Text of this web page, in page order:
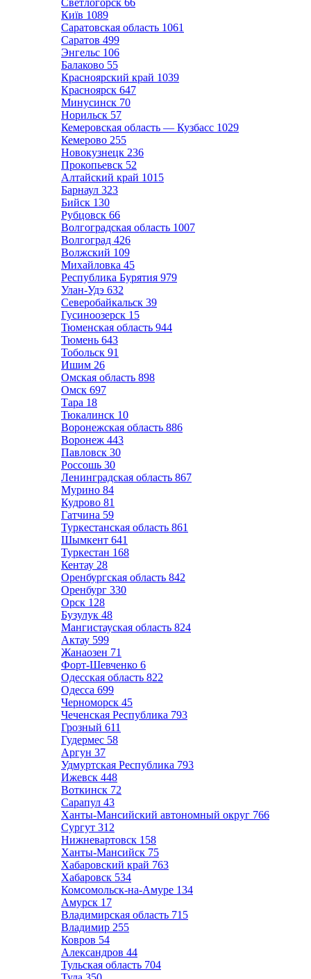
Светлогорск 66
Київ 1089
Саратовская область 1061
Саратов 499
Энгельс 106
Балаково 55
Красноярский край 1039
Красноярск 647
Минусинск 70
Норильск 57
Кемеровская область — Кузбасс 1029
Кемерово 255
Новокузнецк 236
Прокопьевск 52
Алтайский край 1015
Барнаул 323
Бийск 130
Рубцовск 66
Волгоградская область 1007
Волгоград 426
Волжский 109
Михайловка 45
Республика Бурятия 979
Улан-Удэ 632
Северобайкальск 39
Гусиноозерск 15
Тюменская область 944
Тюмень 643
Тобольск 91
Ишим 26
Омская область 898
Омск 697
Тара 18
Тюкалинск 10
Воронежская область 886
Воронеж 443
Павловск 30
Россошь 30
Ленинградская область 867
Мурино 84
Кудрово 81
Гатчина 59
Туркестанская область 861
Шымкент 641
Туркестан 168
Кентау 28
Оренбургская область 842
Оренбург 330
Орск 128
Бузулук 48
Мангистауская область 824
Актау 599
Жанаозен 71
Форт-Шевченко 6
Одесская область 822
Одесса 699
Черноморск 45
Чеченская Республика 793
Грозный 611
Гудермес 58
Аргун 37
Удмуртская Республика 793
Ижевск 448
Воткинск 72
Сарапул 43
Ханты-Мансийский автономный округ 766
Сургут 312
Нижневартовск 158
Ханты-Мансийск 75
Хабаровский край 763
Хабаровск 534
Комсомольск-на-Амуре 134
Амурск 17
Владимирская область 715
Владимир 255
Ковров 54
Александров 44
Тульская область 704